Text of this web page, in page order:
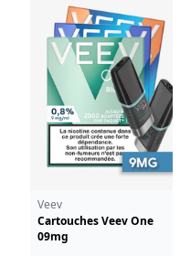
Veev
Cartouches Veev One
09mg